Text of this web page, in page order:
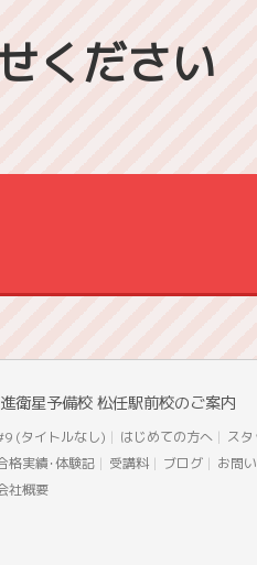
ください
衛星予備校 松任駅前校のご案内
(タイトルなし) はじめての方へ ス
格実績･体験記
受講料 ブログ
お問
社概要